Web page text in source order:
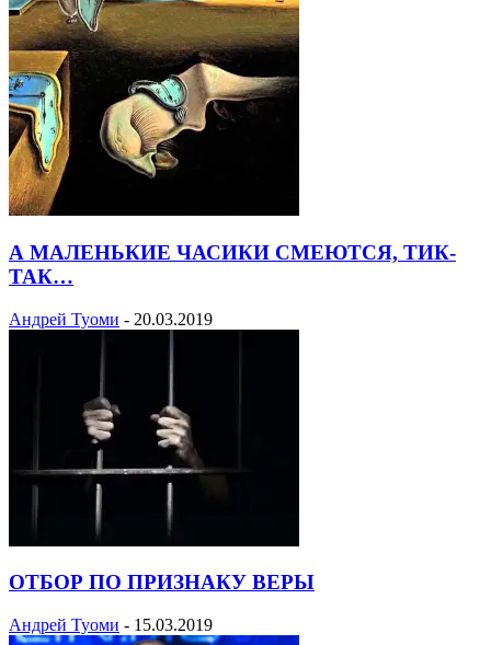
А МАЛЕНЬКИЕ ЧАСИКИ СМЕЮТСЯ, ТИК-
ТАК…
Андрей Туоми - 20.03.2019
ОТБОР ПО ПРИЗНАКУ ВЕРЫ
Андрей Туоми - 15.03.2019